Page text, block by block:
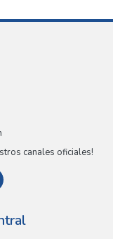
canales oficiales!